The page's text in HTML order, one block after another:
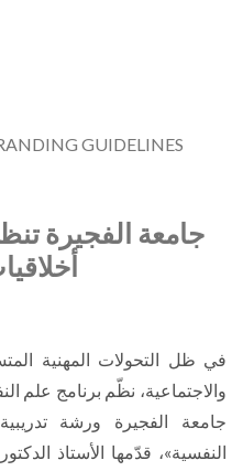
GUIDELINES
جامعة الفجيرة
في ظل التحولات المهنية
والاجتماعية، نظّم برنامج علم
جامعة الفجيرة ورشة
النفسية»، قدّمها الأستاذ